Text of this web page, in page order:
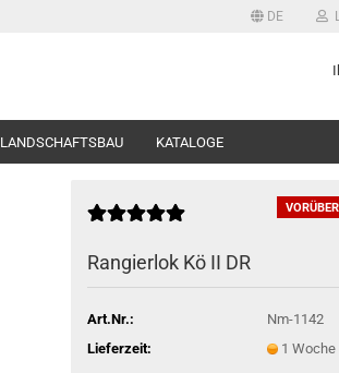
DE
LANDSCHAFTSBAU KATALOGE
Rangierlok Kö II DR
Art.Nr.:
Nm-1142
Lieferzeit:
1 Woche